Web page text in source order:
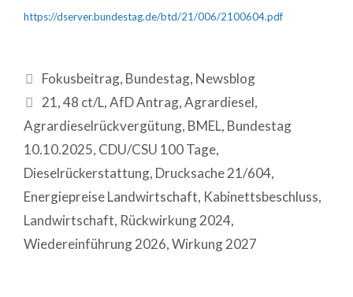
https://dserver.bundestag.de/btd/21/006/2100604.pdf
Fokusbeitrag, Bundestag, Newsblog
21,48 ct/L,AfD Antrag,Agrardiesel,
Agrardieselrückvergütung, BMEL, Bundestag
10.10.2025, CDU/CSU 100 Tage,
Dieselrückerstattung, Drucksache 21/604,
Energiepreise Landwirtschaft, Kabinettsbeschluss,
Landwirtschaft, Rückwirkung 2024,
Wiedereinführung 2026,Wirkung 2027